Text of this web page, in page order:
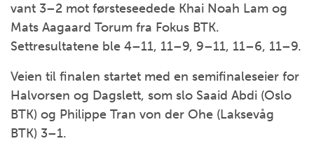
vant 3–2 mot førsteseedede Khai Noah Lam og
Mats Aagaard Torum fra Fokus BTK.
Settresultatene ble 4–11, 11–9, 9–11, 11–6, 11–9.
Veien til finalen startet med en semifinaleseier for
Halvorsen og Dagslett, som slo Saaid Abdi (Oslo
BTK) og Philippe Tran von der Ohe (Laksevåg
BTK) 3–1.